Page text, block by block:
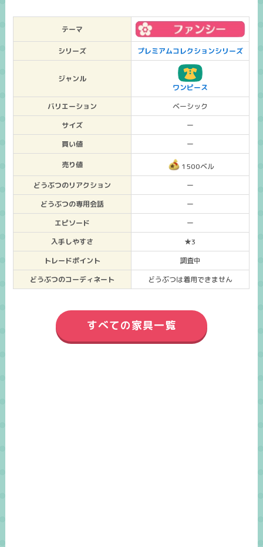
テーマ
シリーズ プレミアムコレクションシリーズ
ジャンル
ワンピース
バリエーション
ベーシック
サイズ
ー
買い値
ー
売り値
1500ベル
どうぶつのリアクション
ー
どうぶつの専用会話
ー
エピソード
ー
入手しやすさ
★3
トレードポイント
調査中
どうぶつのコーディネート
どうぶつは着用できません
すべての家具一覧